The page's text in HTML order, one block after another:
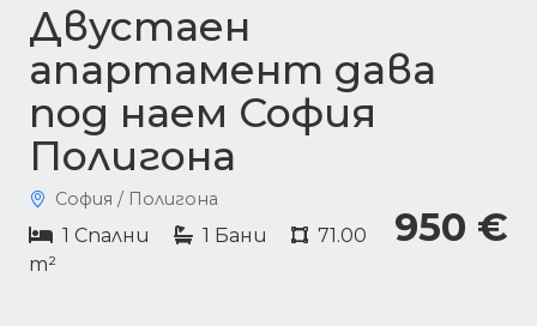
Двустаен
апартамент дава
под наем София
Полигона
950 €
София / Полигона
1 Спални 1 Бани
71.00
m²